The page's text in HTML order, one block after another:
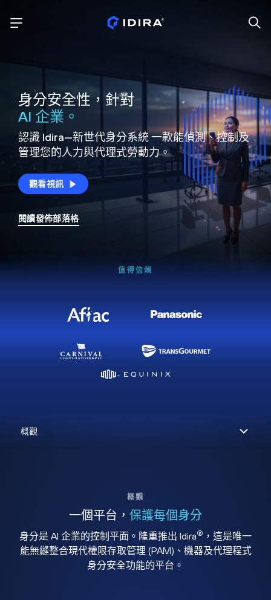
身分安全性，針對
AI 企業。
認識 Idira—新世代身分系統一款能偵測、控制及
管理您的人力與代理式勞動力。
觀看視訊
閱讀發佈部落格
值得信賴
概觀
一個平台， 保護每個身分
身分是 AI 企業的控制平面。隆重推出 Idira® ，這是唯一
能無縫整合現代權限存取管理 (PAM)、機器及代理程式
身分安全功能的平台。